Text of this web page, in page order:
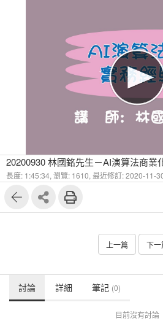
20200930 林國銘先生－AI演算法商業
長度: 1:45:34, 瀏覽: 1610, 最近修訂: 2020-11-
上一篇 下一
討論 詳細 筆記 (0)
目前沒有討論